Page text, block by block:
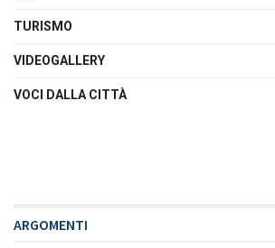
TURISMO
VIDEOGALLERY
VOCI DALLA CITTÀ
ARGOMENTI